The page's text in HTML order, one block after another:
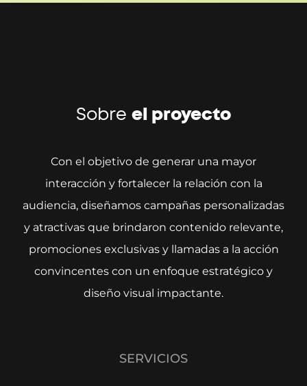
Sobre el proyecto
Con el objetivo de generar una mayor
interacción y fortalecer la relación con la
audiencia, diseñamos campañas personalizadas
y atractivas que brindaron contenido relevante,
promociones exclusivas y llamadas a la acción
convincentes con un enfoque estratégico y
diseño visual impactante.
SERVICIOS